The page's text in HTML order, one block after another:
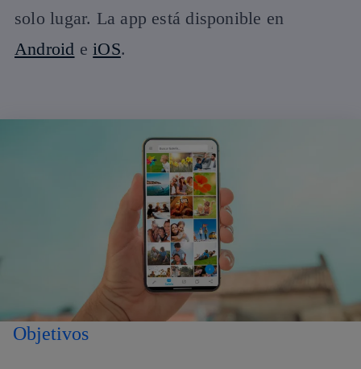
solo lugar. La app está disponible en
Android e iOS.
Objetivos